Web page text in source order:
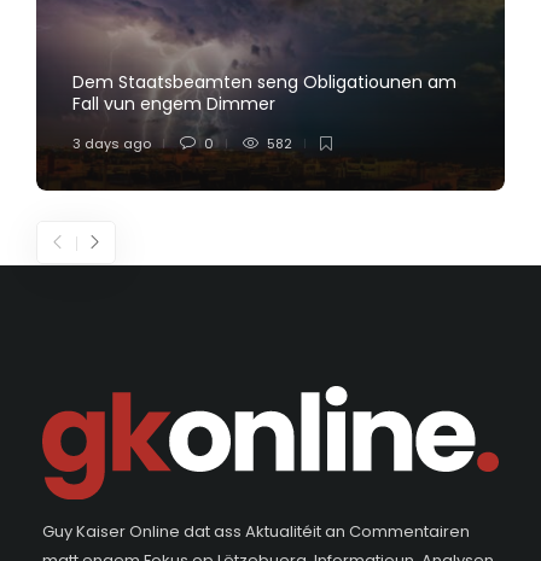
Dem Staatsbeamten seng Obligatiounen am
Fall vun engem Dimmer
3 days ago 0 582
Guy Kaiser Online dat ass Aktualitéit an Commentairen